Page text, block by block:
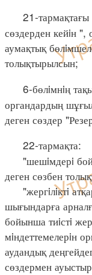
21-тармақтағы
сөздерден кейiн
аумақтық
толықтырылсын;
6-бөлiмнiң
органдардың
деген сөздер
22-тармақта:
"шешiмдерi
деген сөзбен
"жергiлiктi
шығындарға
бойынша тиiстi
мiндеттемелерiн
аудандық
сөздермен